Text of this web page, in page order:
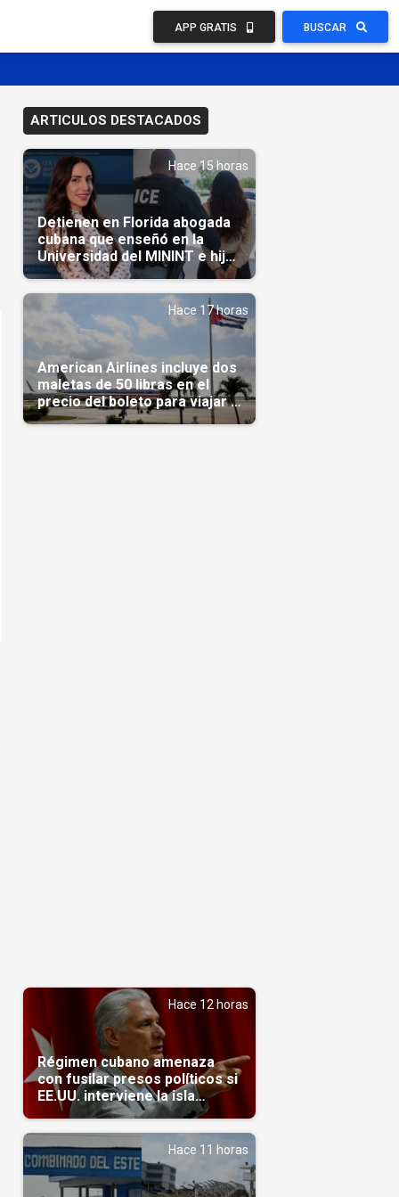
APP GRATIS BUSCAR
ARTICULOS DESTACADOS
Hace 15 horas
Detienen en Florida abogada
cubana que enseñó en la
Universidad del MININT e hija
de diplomático cubano
Hace 17 horas
American Airlines incluye dos
maletas de 50 libras en el
precio del boleto para viajar a
Cuba en agosto
Hace 12 horas
Régimen cubano amenaza
con fusilar presos políticos si
EE.UU. interviene la isla
(Video)
Hace 11 horas